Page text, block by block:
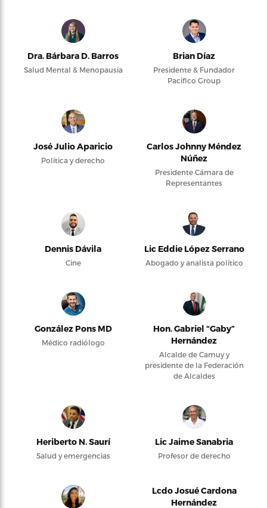
Dra. Bárbara D. Barros
Salud Mental & Menopausia
Brian Díaz
Presidente & Fundador
Pacifico Group
José Julio Aparicio
Política y derecho
Carlos Johnny Méndez
Núñez
Presidente Cámara de
Representantes
Dennis Dávila
Cine
Lic Eddie López Serrano
Abogado y analista político
González Pons MD
Médico radiólogo
Hon. Gabriel “Gaby”
Hernández
Alcalde de Camuy y
presidente de la Federación
de Alcaldes
Heriberto N. Saurí
Salud y emergencias
Lic Jaime Sanabria
Profesor de derecho
Lcdo Josué Cardona
Hernández